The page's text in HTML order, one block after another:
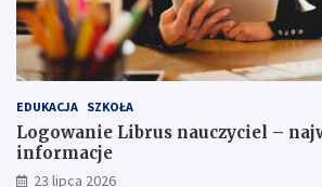
EDUKACJA SZKOŁA
Logowanie Librus nauczyciel –
informacje
23 lipca 2026